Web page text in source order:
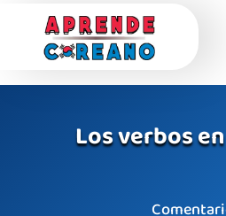
Los verbos